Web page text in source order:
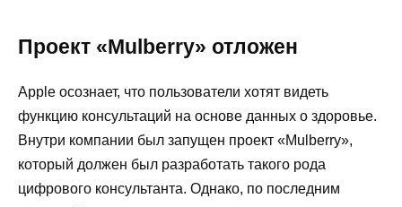
Проект «Mulberry» отложен
Apple осознает, что пользователи хотят видеть
функцию консультаций на основе данных о здоровье.
Внутри компании был запущен проект «Mulberry»,
который должен был разработать такого рода
цифрового консультанта. Однако, по последним